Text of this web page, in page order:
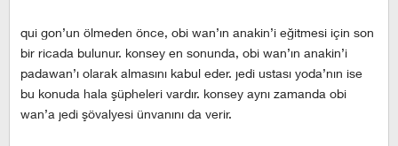
qui gon’un ölmeden önce, obi wan’ın anakin’i eğitmesi için son
bir ricada bulunur. konsey en sonunda, obi wan’ın anakin’i
padawan’ı olarak almasını kabul eder. jedi ustası yoda’nın ise
bu konuda hala şüpheleri vardır. konsey aynı zamanda obi
wan’a jedi şövalyesi ünvanını da verir.